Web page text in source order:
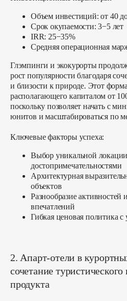
Объем инвестиций: от 40
Срок окупаемости: 3−5 лет
IRR: 25−35%
Средняя операционная
Глэмпинги и экокурорты
рост популярности благодаря
и близости к природе. Этот
располагающего капиталом от
поскольку позволяет начать с
юнитов и масштабироваться по
Ключевые факторы успеха:
Выбор уникальной
достопримечательностями
Архитектурная
объектов
Разнообразие
впечатлений
Гибкая ценовая политика с
2. Апарт-отели в
сочетание
продукта